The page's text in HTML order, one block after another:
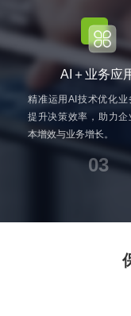
AI＋业务应
精准运用AI技术优化业
提升决策效率，助力企
本增效与业务增长。
03